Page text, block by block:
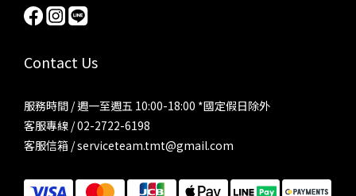
Contact Us
服務時間 / 週一至週五 10:00-18:00 *國定假日除外
客服專線 / 02-2722-6198
客服信箱 / serviceteam.tmt@gmail.com